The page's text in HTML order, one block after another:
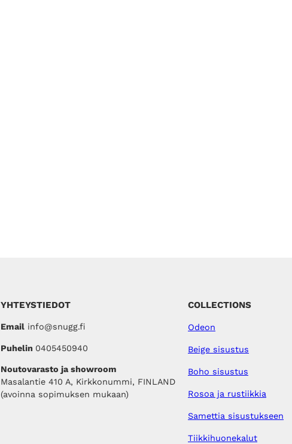
YHTEYSTIEDOT
Emailinfo@snugg.fi
Puhelin 0405450940
Noutovarasto ja showroom
Masalantie 410 A, Kirkkonummi, FINLAND
(avoinna sopimuksen mukaan)
COLLECTIONS
Odeon
Beige sisustus
Boho sisustus
Rosoa ja rustiikkia
Samettia sisustukseen
Tiikkihuonekalut